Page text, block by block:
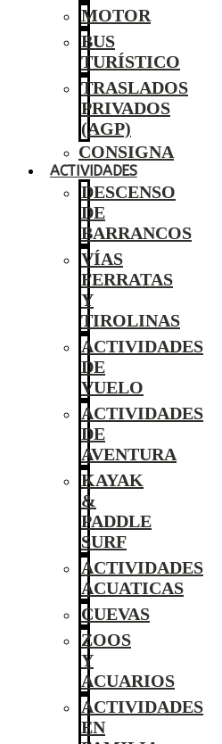
MOTOR
BUS
TURÍSTICO
TRASLADOS
PRIVADOS
(AGP)
CONSIGNA
ACTIVIDADES
DESCENSO
DE
BARRANCOS
VÍAS
FERRATAS
Y
TIROLINAS
ACTIVIDADES
DE
VUELO
ACTIVIDADES
DE
AVENTURA
KAYAK
&
PADDLE
SURF
ACTIVIDADES
ACUATICAS
CUEVAS
ZOOS
Y
ACUARIOS
ACTIVIDADES
EN